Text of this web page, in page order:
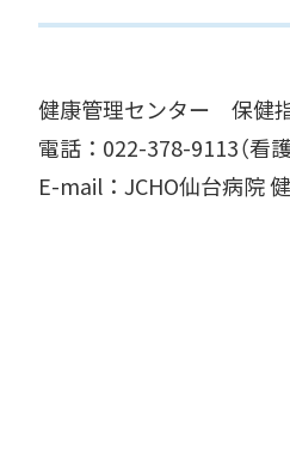
健康管理センター 保健
電話：022-378-9113（看
E-mail：JCHO仙台病院